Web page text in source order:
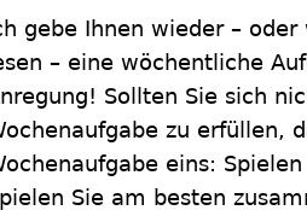
gebe Ihnen wieder –
– eine wöchentliche
Sollten Sie sich
zu erfüllen,
eins:
Sie am besten